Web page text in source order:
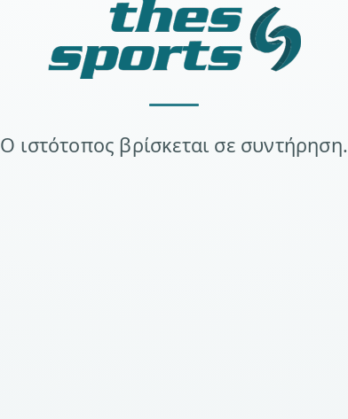
Ο ιστότοπος βρίσκεται σε συντήρηση.